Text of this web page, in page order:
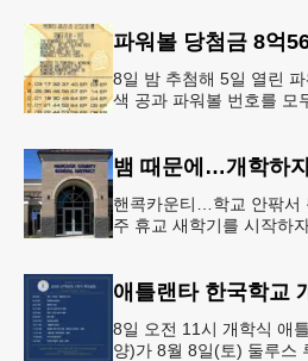
파워볼 당첨금 8억
8일 밤 추첨해 5일 열린
색 공과 파워볼 번호를 모
뱀 때문에…개학하
핸콕카운티…학교 안팎서
주 휴교 새학기를 시작하
애틀랜타 한국학교
8일 오전 11시 개학식 애
양)가 8월 8일(토) 둘루스